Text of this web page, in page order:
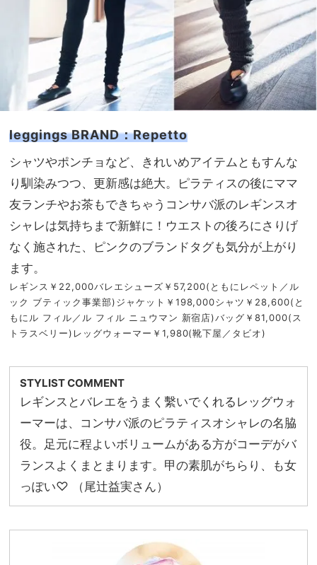
leggings BRAND：Repetto
シャツやポンチョなど、きれいめアイテムともすんな
り馴染みつつ、更新感は絶大。ピラティスの後にママ
友ランチやお茶もできちゃうコンサバ派のレギンスオ
シャレは気持ちまで新鮮に！ウエストの後ろにさりげ
なく施された、ピンクのブランドタグも気分が上がり
ます。
レギンス￥22,000バレエシューズ￥57,200(ともにレペット／ル
ック ブティック事業部)ジャケット￥198,000シャツ￥28,600(と
もにル フィル／ル フィル ニュウマン 新宿店)バッグ￥81,000(ス
トラスベリー)レッグウォーマー￥1,980(靴下屋／タビオ)
STYLIST COMMENT
レギンスとバレエをうまく繫いでくれるレッグウォ
ーマーは、コンサバ派のピラティスオシャレの名脇
役。足元に程よいボリュームがある方がコーデがバ
ランスよくまとまります。甲の素肌がちらり、も女
っぽい♡ （尾辻益実さん）